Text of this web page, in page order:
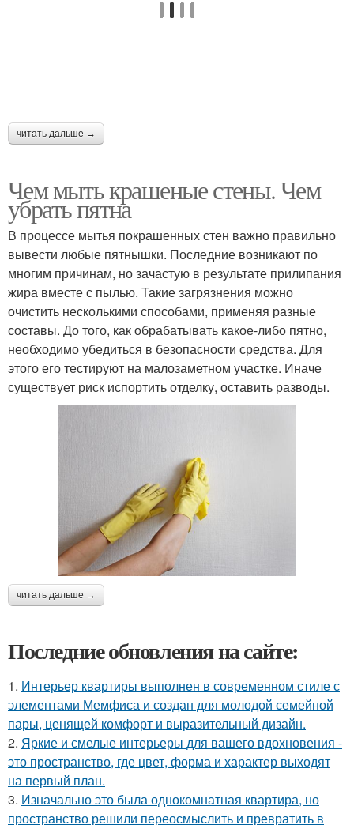
читать дальше →
Чем мыть крашеные стены. Чем
убрать пятна
В процессе мытья покрашенных стен важно правильно
вывести любые пятнышки. Последние возникают по
многим причинам, но зачастую в результате прилипания
жира вместе с пылью. Такие загрязнения можно
очистить несколькими способами, применяя разные
составы. До того, как обрабатывать какое-либо пятно,
необходимо убедиться в безопасности средства. Для
этого его тестируют на малозаметном участке. Иначе
существует риск испортить отделку, оставить разводы.
читать дальше →
Последние обновления на сайте:
1. Интерьер квартиры выполнен в современном стиле с
элементами Мемфиса и создан для молодой семейной
пары, ценящей комфорт и выразительный дизайн.
2. Яркие и смелые интерьеры для вашего вдохновения -
это пространство, где цвет, форма и характер выходят
на первый план.
3. Изначально это была однокомнатная квартира, но
пространство решили переосмыслить и превратить в